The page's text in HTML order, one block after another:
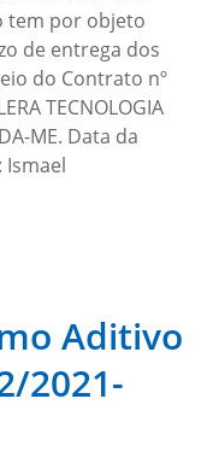
tem por objeto
de entrega dos
do Contrato nº
TECNOLOGIA
ME. Data da
Ismael
Aditivo
2021-